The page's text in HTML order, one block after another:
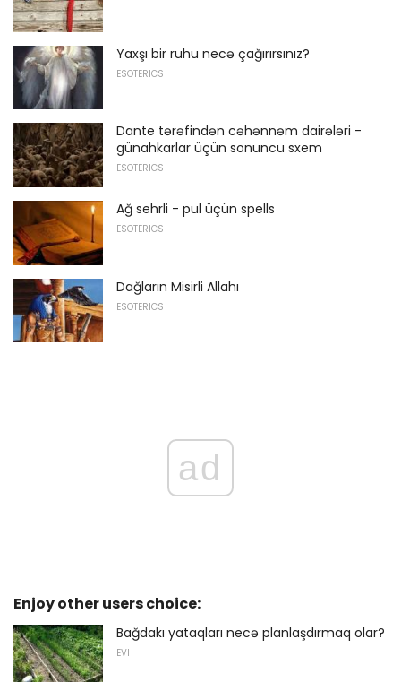
Yaxşı bir ruhu necə çağırırsınız?
ESOTERICS
Dante tərəfindən cəhənnəm dairələri -
günahkarlar üçün sonuncu sxem
ESOTERICS
Ağ sehrli - pul üçün spells
ESOTERICS
Dağların Misirli Allahı
ESOTERICS
ad
Enjoy other users choice:
Bağdakı yataqları necə planlaşdırmaq olar?
EVI